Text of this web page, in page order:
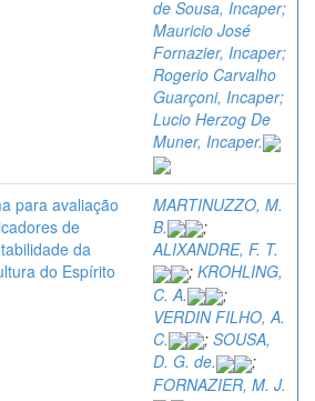
de Sousa, Incaper;
Mauricio José
Fornazier, Incaper;
Rogerio Carvalho
Guarçoni, Incaper;
Lucio Herzog De
Muner, Incaper.
para avaliação
de
da
do Espírito
MARTINUZZO, M.
B.
;
ALIXANDRE, F. T.
; KROHLING,
C. A.
;
VERDIN FILHO, A.
C.
; SOUSA,
D. G. de.
;
FORNAZIER, M. J.